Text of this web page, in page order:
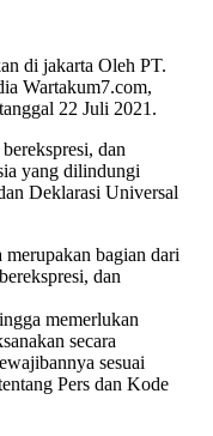
di jakarta Oleh PT.
Wartakum7.com,
22 Juli 2021.
dan
yang dilindungi
Deklarasi Universal
bagian dari
dan
memerlukan
secara
sesuai
Pers dan Kode